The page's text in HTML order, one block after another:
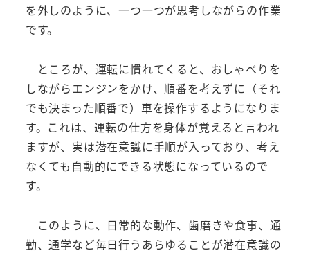
を外しのように、一つ一つが思考しながらの作業
です。
ところが、運転に慣れてくると、おしゃべりを
しながらエンジンをかけ、順番を考えずに（それ
でも決まった順番で）車を操作するようになりま
す。これは、運転の仕方を身体が覚えると言われ
ますが、実は潜在意識に手順が入っており、考え
なくても自動的にできる状態になっているので
す。
このように、日常的な動作、歯磨きや食事、通
勤、通学など毎日行うあらゆることが潜在意識の